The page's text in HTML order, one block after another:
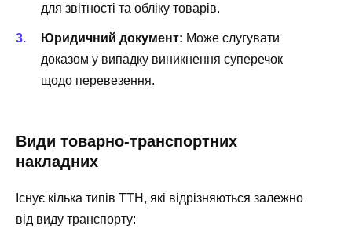
для звітності та обліку товарів.
Юридичний документ: Може слугувати
доказом у випадку виникнення суперечок
щодо перевезення.
Види товарно-транспортних
накладних
Існує кілька типів ТТН, які відрізняються залежно
від виду транспорту: